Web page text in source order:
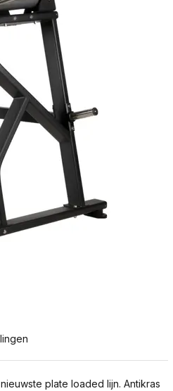
plate loaded lijn. Antikras